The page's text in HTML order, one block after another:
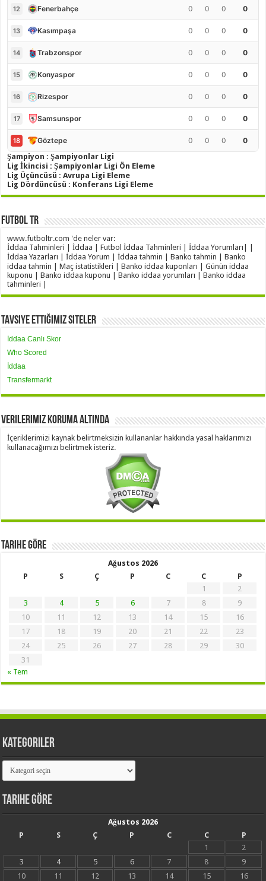
12 Fenerbahçe 0 0 0 0
13 Kasımpaşa 0 0 0 0
14 Trabzonspor 0 0 0 0
15 Konyaspor 0 0 0 0
16 Rizespor 0 0 0 0
17 Samsunspor 0 0 0 0
18 Göztepe 0 0 0
0
Şampiyon : Şampiyonlar Ligi
Lig İkincisi : Şampiyonlar Ligi Ön Eleme
Lig Üçüncüsü : Avrupa Ligi Eleme
Lig Dördüncüsü : Konferans Ligi Eleme
Futbol TR
www.futboltr.com 'de neler var:
İddaa Tahminleri | İddaa | Futbol İddaa Tahminleri | İddaa Yorumları| |
İddaa Yazarları | İddaa Yorum | İddaa tahmin | Banko tahmin | Banko
iddaa tahmin | Maç istatistikleri | Banko iddaa kuponları | Günün iddaa
kuponu | Banko iddaa kuponu | Banko iddaa yorumları | Banko iddaa
tahminleri |
Tavsiye Ettiğimiz Siteler
İddaa Canlı Skor
Who Scored
İddaa
Transfermarkt
Verilerimiz Koruma Altında
İçeriklerimizi kaynak belirtmeksizin kullananlar hakkında yasal haklarımızı
kullanacağımızı belirtmek isteriz.
Tarihe Göre
Ağustos 2026
P
S Ç P C C
P
1
2
3
4 5 6 7 8
9
10
11 12 13 14 15
16
17
18 19 20 21 22
23
24
25 26 27 28 29
30
31
« Tem
Kategoriler
Kategoriler
Tarihe Göre
Ağustos 2026
P
S Ç P C C
P
1
2
3
4 5 6 7 8
9
10
11 12 13 14 15 16